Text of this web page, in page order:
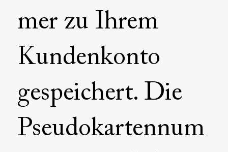
mer zu Ihrem
Kundenkonto
gespeichert. Die
Pseudokartennum